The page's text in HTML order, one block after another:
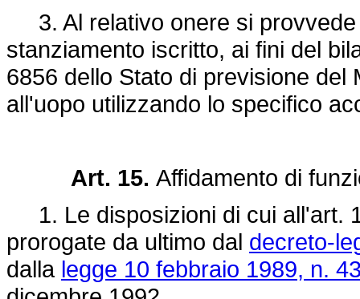
3. Al relativo onere si provvede
stanziamento iscritto, ai fini del
6856 dello Stato di previsione
all'uopo utilizzando lo specifico
Art. 15. Affidamento di
1. Le disposizioni di cui all'art.
prorogate da ultimo dal decreto-
dalla legge 10 febbraio 1989, n.